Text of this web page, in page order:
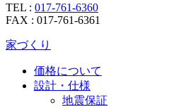
TEL : 017-761-6360
FAX : 017-761-6361
家づくり
価格について
設計・仕様
地震保証